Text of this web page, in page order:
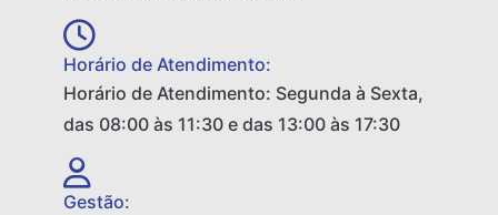
Horário de Atendimento:
Horário de Atendimento: Segunda à Sexta,
das 08:00 às 11:30 e das 13:00 às 17:30
Gestão: